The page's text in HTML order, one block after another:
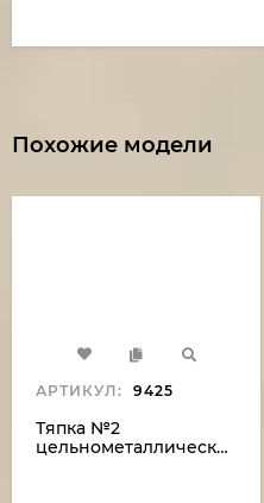
Похожие модели
АРТИКУЛ: 9425
Тяпка №2
цельнометаллическая: